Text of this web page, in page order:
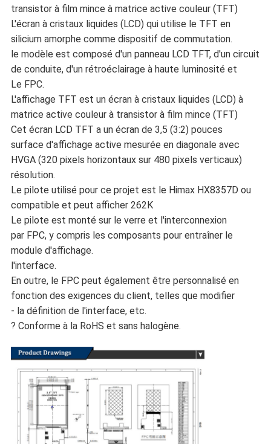
transistor à film mince à matrice active couleur (TFT)
L'écran à cristaux liquides (LCD) qui utilise le TFT en
silicium amorphe comme dispositif de commutation.
le modèle est composé d'un panneau LCD TFT, d'un circuit
de conduite, d'un rétroéclairage à haute luminosité et
Le FPC.
L'affichage TFT est un écran à cristaux liquides (LCD) à
matrice active couleur à transistor à film mince (TFT)
Cet écran LCD TFT a un écran de 3,5 (3:2) pouces
surface d'affichage active mesurée en diagonale avec
HVGA (320 pixels horizontaux sur 480 pixels verticaux)
résolution.
Le pilote utilisé pour ce projet est le Himax HX8357D ou
compatible et peut afficher 262K
Le pilote est monté sur le verre et l'interconnexion
par FPC, y compris les composants pour entraîner le
module d'affichage.
l'interface.
En outre, le FPC peut également être personnalisé en
fonction des exigences du client, telles que modifier
- la définition de l'interface, etc.
? Conforme à la RoHS et sans halogène.